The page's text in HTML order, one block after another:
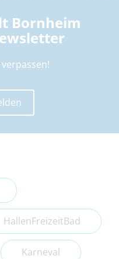
Bornheim
HallenFreizeitBad
Karneval